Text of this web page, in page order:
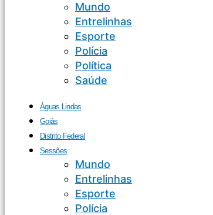
Mundo
Entrelinhas
Esporte
Polícia
Política
Saúde
Águas Lindas
Goiás
Distrito Federal
Sessões
Mundo
Entrelinhas
Esporte
Polícia